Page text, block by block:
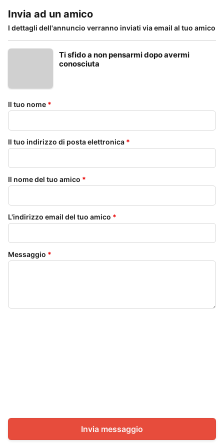
Invia ad un amico
I dettagli dell'annuncio verranno inviati via email al tuo amico
Ti sfido a non pensarmi dopo avermi
conosciuta
Il tuo nome *
Il tuo indirizzo di posta elettronica *
Il nome del tuo amico *
L'indirizzo email del tuo amico *
Messaggio *
Invia messaggio